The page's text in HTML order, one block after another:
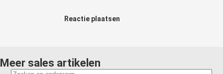
Reactie plaatsen
Meer sales artikelen